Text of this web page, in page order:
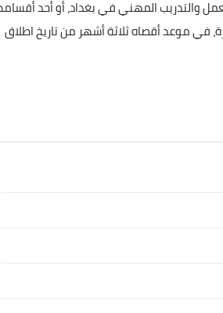
والتدريب المهني في بغداد، أو أحد
في موعد أقصاه ثلاثة أشهر من تاريخ اطلاق
علي المالكي
11 مارس 2022